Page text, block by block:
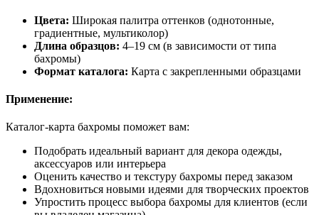
Цвета: Широкая палитра оттенков (однотонные,
градиентные, мультиколор)
Длина образцов: 4–19 см (в зависимости от типа
бахромы)
Формат каталога: Карта с закрепленными образцами
Применение:
Каталог-карта бахромы поможет вам:
Подобрать идеальный вариант для декора одежды,
аксессуаров или интерьера
Оценить качество и текстуру бахромы перед заказом
Вдохновиться новыми идеями для творческих проектов
Упростить процесс выбора бахромы для клиентов (если